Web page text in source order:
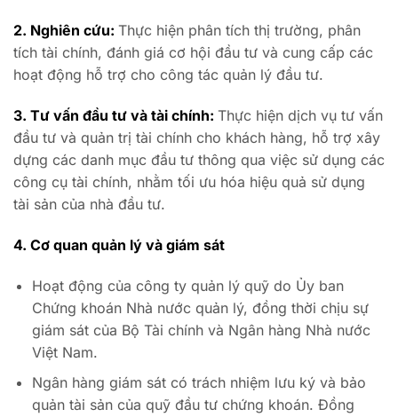
2. Nghiên cứu: Thực hiện phân tích thị trường, phân
tích tài chính, đánh giá cơ hội đầu tư và cung cấp các
hoạt động hỗ trợ cho công tác quản lý đầu tư.
3. Tư vấn đầu tư và tài chính: Thực hiện dịch vụ tư vấn
đầu tư và quản trị tài chính cho khách hàng, hỗ trợ xây
dựng các danh mục đầu tư thông qua việc sử dụng các
công cụ tài chính, nhằm tối ưu hóa hiệu quả sử dụng
tài sản của nhà đầu tư.
4. Cơ quan quản lý và giám sát
Hoạt động của công ty quản lý quỹ do Ủy ban
Chứng khoán Nhà nước quản lý, đồng thời chịu sự
giám sát của Bộ Tài chính và Ngân hàng Nhà nước
Việt Nam.
Ngân hàng giám sát có trách nhiệm lưu ký và bảo
quản tài sản của quỹ đầu tư chứng khoán. Đồng